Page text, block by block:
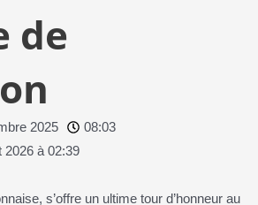
de
2025
08:03
2026 à 02:39
s’offre un ultime tour d’honneur au